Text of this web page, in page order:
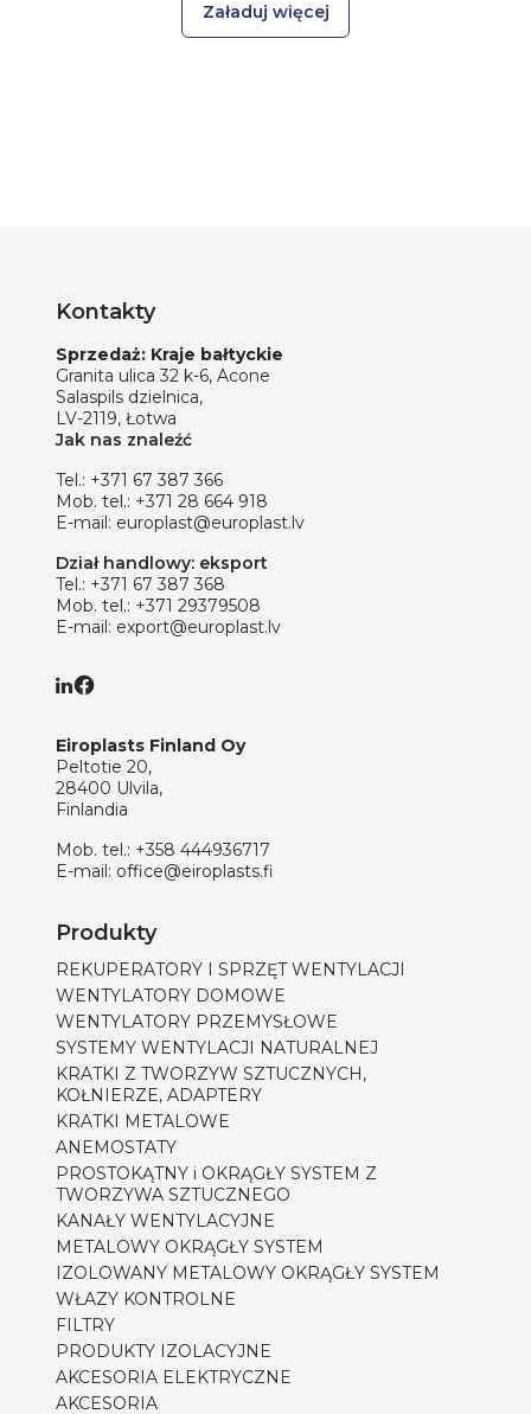
Załaduj więcej
Kontakty
Sprzedaż: Kraje bałtyckie
Granita ulica 32 k-6, Acone
Salaspils dzielnica,
LV-2119, Łotwa
Jak nas znaleźć
Tel.: +371 67 387 366
Mob. tel.: +371 28 664 918
E-mail: europlast@europlast.lv
Dział handlowy: eksport
Tel.: +371 67 387 368
Mob. tel.: +371 29379508
E-mail: export@europlast.lv
Eiroplasts Finland Oy
Peltotie 20,
28400 Ulvila,
Finlandia
Mob. tel.: +358 444936717
E-mail: office@eiroplasts.fi
Produkty
REKUPERATORY I SPRZĘT WENTYLACJI
WENTYLATORY DOMOWE
WENTYLATORY PRZEMYSŁOWE
SYSTEMY WENTYLACJI NATURALNEJ
KRATKI Z TWORZYW SZTUCZNYCH,
KOŁNIERZE, ADAPTERY
KRATKI METALOWE
ANEMOSTATY
PROSTOKĄTNY i OKRĄGŁY SYSTEM Z
TWORZYWA SZTUCZNEGO
KANAŁY WENTYLACYJNE
METALOWY OKRĄGŁY SYSTEM
IZOLOWANY METALOWY OKRĄGŁY SYSTEM
WŁAZY KONTROLNE
FILTRY
PRODUKTY IZOLACYJNE
AKCESORIA ELEKTRYCZNE
AKCESORIA